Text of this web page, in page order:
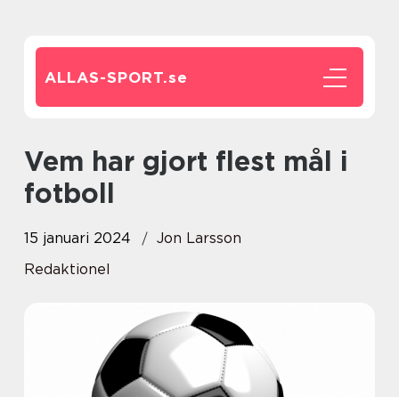
ALLAS-SPORT.se
Vem har gjort flest mål i
fotboll
15 januari 2024
Jon Larsson
Redaktionel